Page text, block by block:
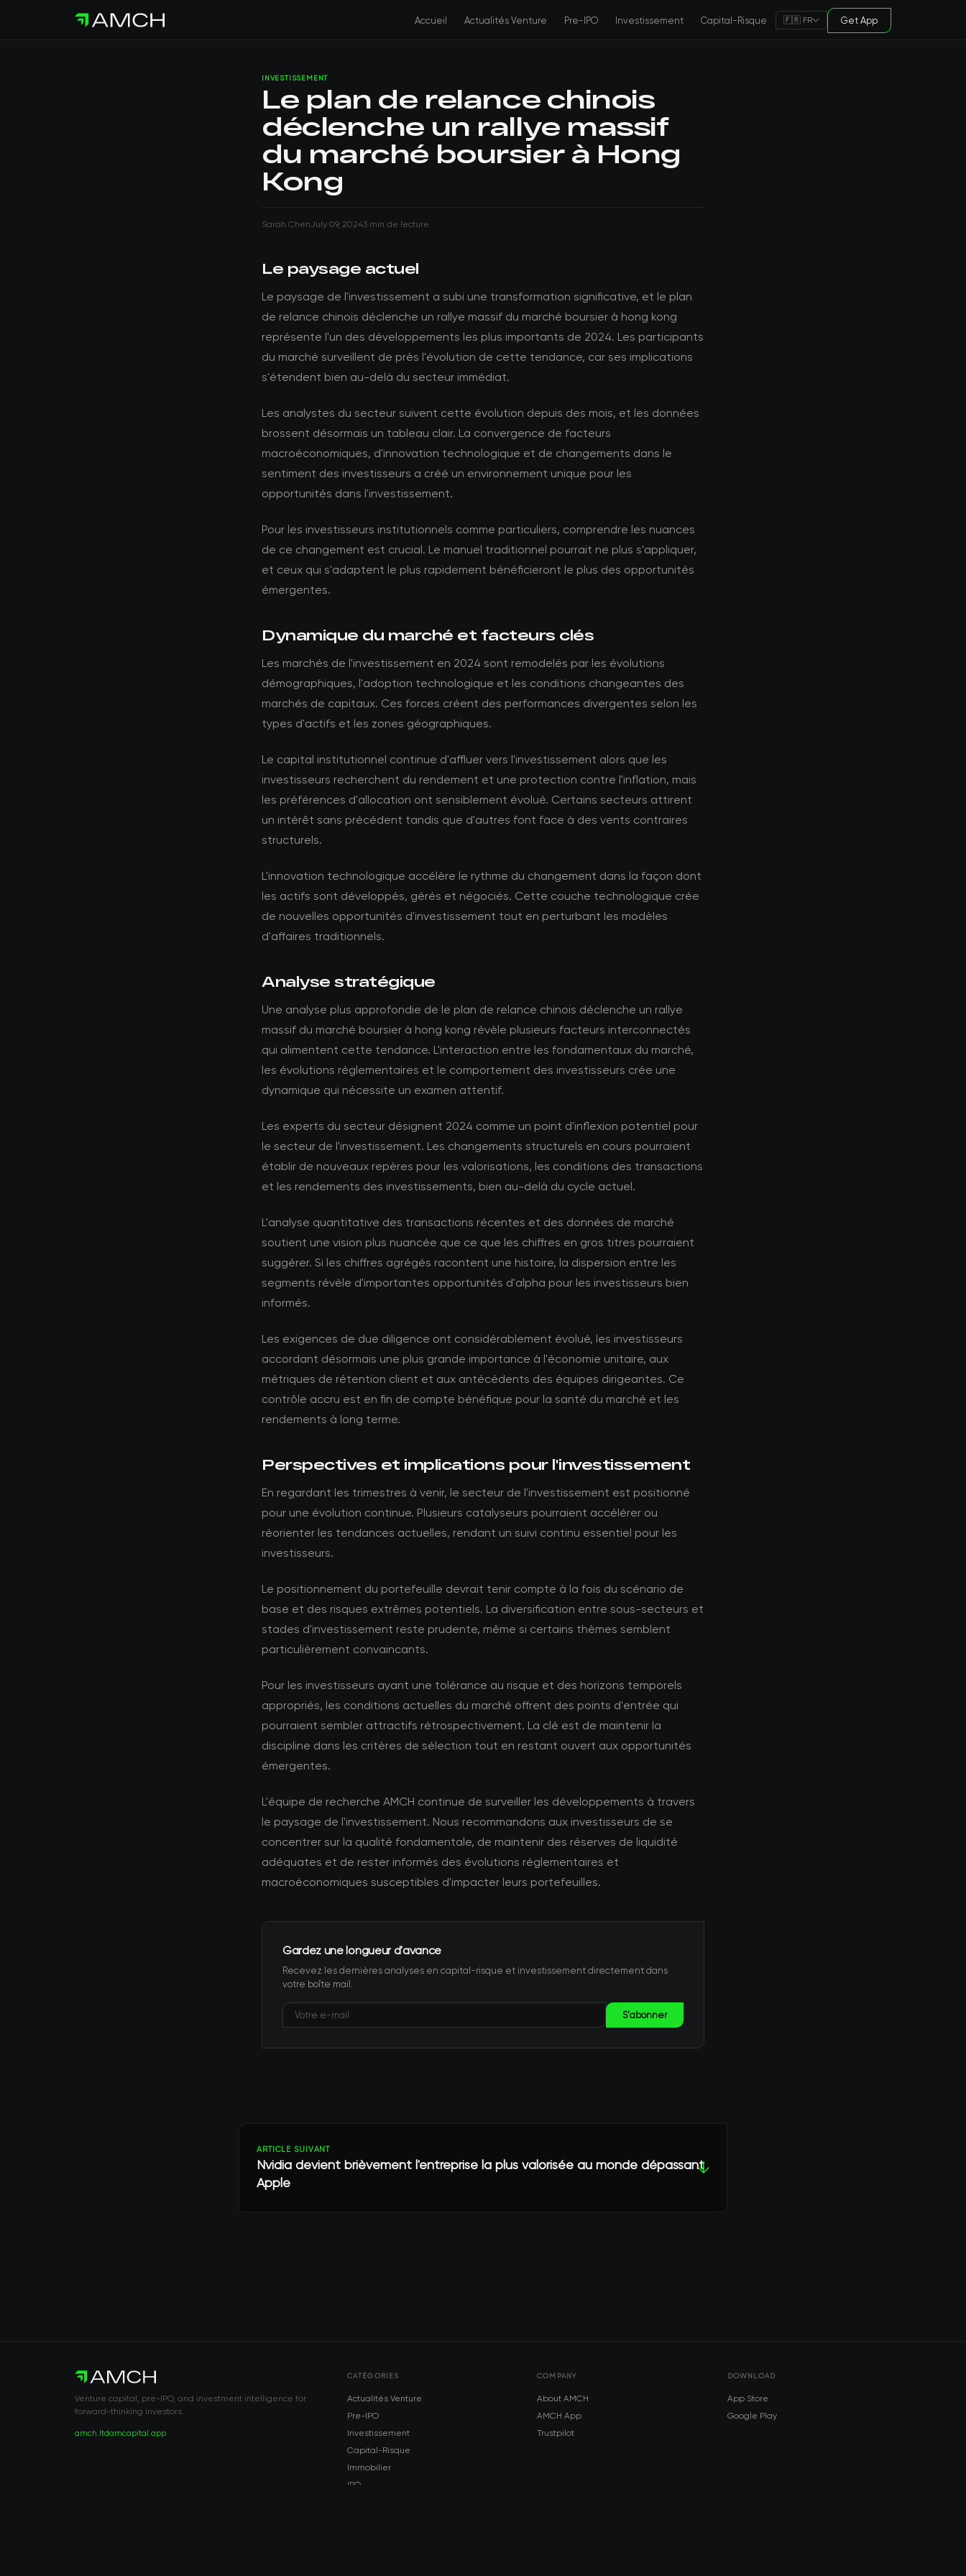
Accueil Actualités Venture Pre-IPO Investissement Capital-Risque 🇫🇷 FR Get App
INVESTISSEMENT
Le plan de relance chinois
déclenche un rallye massif
du marché boursier à Hong
Kong
Sarah ChenJuly 09, 20243 min de lecture
Le paysage actuel
Le paysage de l'investissement a subi une transformation significative, et le plan
de relance chinois déclenche un rallye massif du marché boursier à hong kong
représente l'un des développements les plus importants de 2024. Les participants
du marché surveillent de près l'évolution de cette tendance, car ses implications
s'étendent bien au-delà du secteur immédiat.
Les analystes du secteur suivent cette évolution depuis des mois, et les données
brossent désormais un tableau clair. La convergence de facteurs
macroéconomiques, d'innovation technologique et de changements dans le
sentiment des investisseurs a créé un environnement unique pour les
opportunités dans l'investissement.
Pour les investisseurs institutionnels comme particuliers, comprendre les nuances
de ce changement est crucial. Le manuel traditionnel pourrait ne plus s'appliquer,
et ceux qui s'adaptent le plus rapidement bénéficieront le plus des opportunités
émergentes.
Dynamique du marché et facteurs clés
Les marchés de l'investissement en 2024 sont remodelés par les évolutions
démographiques, l'adoption technologique et les conditions changeantes des
marchés de capitaux. Ces forces créent des performances divergentes selon les
types d'actifs et les zones géographiques.
Le capital institutionnel continue d'affluer vers l'investissement alors que les
investisseurs recherchent du rendement et une protection contre l'inflation, mais
les préférences d'allocation ont sensiblement évolué. Certains secteurs attirent
un intérêt sans précédent tandis que d'autres font face à des vents contraires
structurels.
L'innovation technologique accélère le rythme du changement dans la façon dont
les actifs sont développés, gérés et négociés. Cette couche technologique crée
de nouvelles opportunités d'investissement tout en perturbant les modèles
d'affaires traditionnels.
Analyse stratégique
Une analyse plus approfondie de le plan de relance chinois déclenche un rallye
massif du marché boursier à hong kong révèle plusieurs facteurs interconnectés
qui alimentent cette tendance. L'interaction entre les fondamentaux du marché,
les évolutions réglementaires et le comportement des investisseurs crée une
dynamique qui nécessite un examen attentif.
Les experts du secteur désignent 2024 comme un point d'inflexion potentiel pour
le secteur de l'investissement. Les changements structurels en cours pourraient
établir de nouveaux repères pour les valorisations, les conditions des transactions
et les rendements des investissements, bien au-delà du cycle actuel.
L'analyse quantitative des transactions récentes et des données de marché
soutient une vision plus nuancée que ce que les chiffres en gros titres pourraient
suggérer. Si les chiffres agrégés racontent une histoire, la dispersion entre les
segments révèle d'importantes opportunités d'alpha pour les investisseurs bien
informés.
Les exigences de due diligence ont considérablement évolué, les investisseurs
accordant désormais une plus grande importance à l'économie unitaire, aux
métriques de rétention client et aux antécédents des équipes dirigeantes. Ce
contrôle accru est en fin de compte bénéfique pour la santé du marché et les
rendements à long terme.
Perspectives et implications pour l'investissement
En regardant les trimestres à venir, le secteur de l'investissement est positionné
pour une évolution continue. Plusieurs catalyseurs pourraient accélérer ou
réorienter les tendances actuelles, rendant un suivi continu essentiel pour les
investisseurs.
Le positionnement du portefeuille devrait tenir compte à la fois du scénario de
base et des risques extrêmes potentiels. La diversification entre sous-secteurs et
stades d'investissement reste prudente, même si certains thèmes semblent
particulièrement convaincants.
Pour les investisseurs ayant une tolérance au risque et des horizons temporels
appropriés, les conditions actuelles du marché offrent des points d'entrée qui
pourraient sembler attractifs rétrospectivement. La clé est de maintenir la
discipline dans les critères de sélection tout en restant ouvert aux opportunités
émergentes.
L'équipe de recherche AMCH continue de surveiller les développements à travers
le paysage de l'investissement. Nous recommandons aux investisseurs de se
concentrer sur la qualité fondamentale, de maintenir des réserves de liquidité
adéquates et de rester informés des évolutions réglementaires et
macroéconomiques susceptibles d'impacter leurs portefeuilles.
Gardez une longueur d'avance
Recevez les dernières analyses en capital-risque et investissement directement dans
votre boîte mail.
S'abonner
ARTICLE SUIVANT
Nvidia devient brièvement l'entreprise la plus valorisée au monde dépassant
Apple
↓
Venture capital, pre-IPO, and investment intelligence for
forward-thinking investors.
amch.ltdamcapital.app
CATÉGORIES
Actualités Venture
Pre-IPO
Investissement
Capital-Risque
Immobilier
IPO
COMPANY
About AMCH
AMCH App
Trustpilot
DOWNLOAD
App Store
Google Play